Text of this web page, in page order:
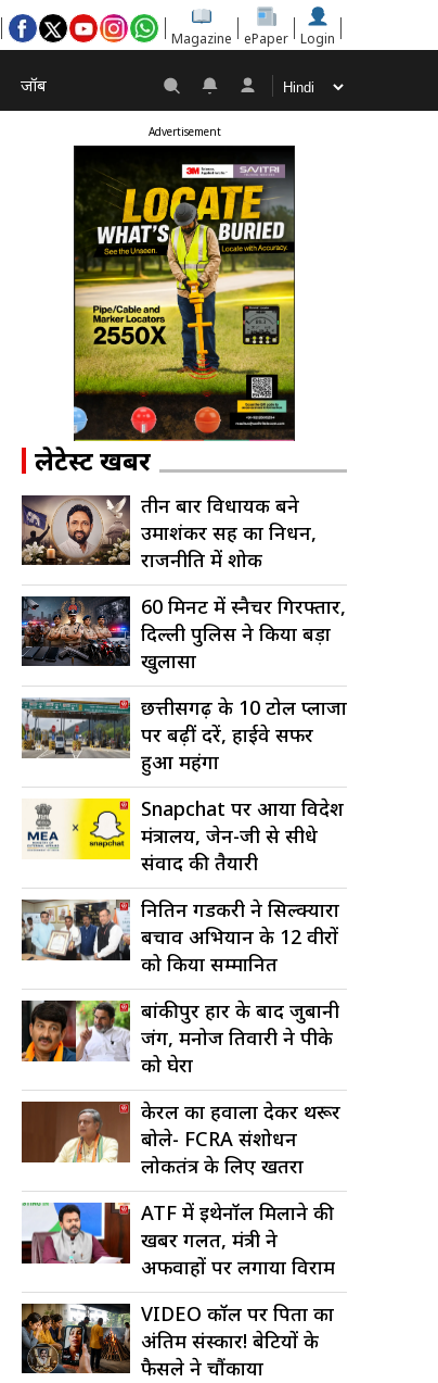
Magazine ePaper Login
जॉब
Advertisement
लेटेस्ट खबरें
तीन बार विधायक बने
उमाशंकर सिंह का निधन,
राजनीति में शोक
60 मिनट में स्नैचर गिरफ्तार,
दिल्ली पुलिस ने किया बड़ा
खुलासा
छत्तीसगढ़ के 10 टोल प्लाजा
पर बढ़ीं दरें, हाईवे सफर
हुआ महंगा
Snapchat पर आया विदेश
मंत्रालय, जेन-जी से सीधे
संवाद की तैयारी
नितिन गडकरी ने सिल्क्यारा
बचाव अभियान के 12 वीरों
को किया सम्मानित
बांकीपुर हार के बाद जुबानी
जंग, मनोज तिवारी ने पीके
को घेरा
केरल का हवाला देकर थरूर
बोले- FCRA संशोधन
लोकतंत्र के लिए खतरा
ATF में इथेनॉल मिलाने की
खबर गलत, मंत्री ने
अफवाहों पर लगाया विराम
VIDEO कॉल पर पिता का
अंतिम संस्कार! बेटियों के
फैसले ने चौंकाया